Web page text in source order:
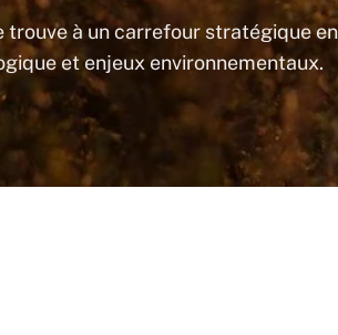
trouve à un carrefour stratégique
et enjeux environnementaux.